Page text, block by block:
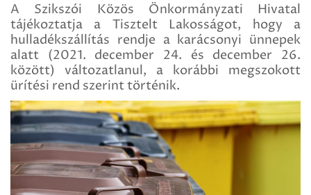
A Szikszói Közös Önkormányzati Hivatal
tájékoztatja a Tisztelt Lakosságot, hogy a
hulladékszállítás rendje a karácsonyi ünnepek
alatt (2021. december 24. és december 26.
között) változatlanul, a korábbi megszokott
ürítési rend szerint történik.